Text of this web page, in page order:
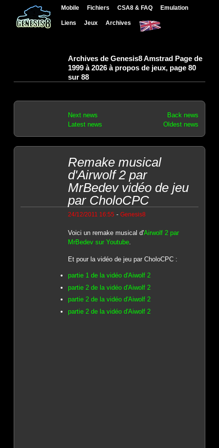
Mobile Fichiers CSA8 & FAQ Emulation
Liens Jeux Archives
Archives de Genesis8 Amstrad Page de
1999 à 2026 à propos de jeux, page 80
sur 88
Next news
Back news
Latest news
Oldest news
Remake musical
d'Airwolf 2 par
MrBedev vidéo de jeu
par CholoCPC
24/12/2011 16:55 - Genesis8
Voici un remake musical d'Airwolf 2 par
MrBedev sur Youtube.
Et pour la vidéo de jeu par CholoCPC :
partie 1 de la vidéo d'Aiwolf 2
partie 2 de la vidéo d'Aiwolf 2
partie 2 de la vidéo d'Aiwolf 2
partie 2 de la vidéo d'Aiwolf 2